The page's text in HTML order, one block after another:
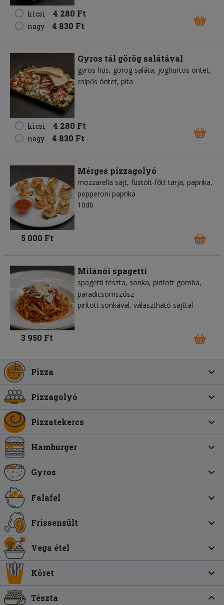
kicsi 4 280 Ft
nagy 4 830 Ft
Gyros tál görög salátával
gyros hús görög saláta joghurtos öntet
csípős öntet pita
kicsi 4 280 Ft
nagy 4 830 Ft
Mérges pizzagolyó
mozzarella sajt füstölt-főtt tarja paprika
pepperoni paprika
10db
5 000 Ft
Milánói spagetti
spagetti tészta sonka pirított gomba
paradicsomszósz
pirított sonkával, választható sajttal
3 950 Ft
Pizza
Pizzagolyó
Pizzatekercs
Hamburger
Gyros
Falafel
Frissensült
Vega étel
Köret
Tészta